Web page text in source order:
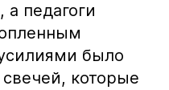
педагоги
было
свечей, которые